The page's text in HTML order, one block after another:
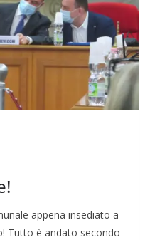
appena insediato a
Tutto è andato secondo